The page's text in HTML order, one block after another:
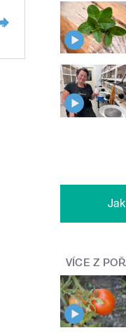
" style="">Hobby
VÍCE Z